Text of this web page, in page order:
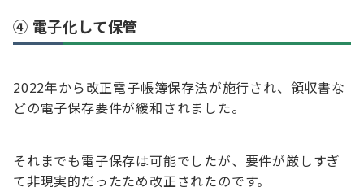
④ 電子化して保管
2022年から改正電子帳簿保存法が施行され、領収書な
どの電子保存要件が緩和されました。
それまでも電子保存は可能でしたが、要件が厳しすぎ
て非現実的だったため改正されたのです。